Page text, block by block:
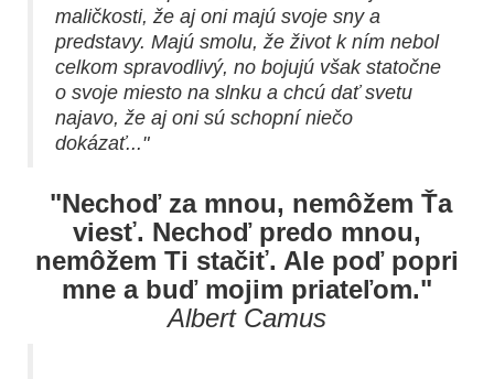
maličkosti, že aj oni majú svoje sny a
predstavy. Majú smolu, že život k ním nebol
celkom spravodlivý, no bojujú však statočne
o svoje miesto na slnku a chcú dať svetu
najavo, že aj oni sú schopní niečo
dokázať..."
"Nechoď za mnou, nemôžem Ťa
viesť. Nechoď predo mnou,
nemôžem Ti stačiť. Ale poď popri
mne a buď mojim priateľom."
Albert Camus